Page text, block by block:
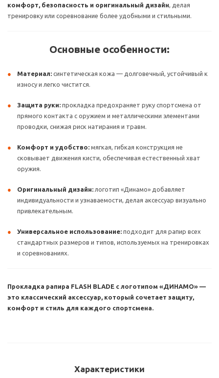
комфорт, безопасность и оригинальный дизайн, делая
тренировку или соревнование более удобными и стильными.
Основные особенности:
Материал: синтетическая кожа — долговечный, устойчивый к
износу и легко чистится.
Защита руки: прокладка предохраняет руку спортсмена от
прямого контакта с оружием и металлическими элементами
проводки, снижая риск натирания и травм.
Комфорт и удобство: мягкая, гибкая конструкция не
сковывает движения кисти, обеспечивая естественный хват
оружия.
Оригинальный дизайн: логотип «Динамо» добавляет
индивидуальности и узнаваемости, делая аксессуар визуально
привлекательным.
Универсальное использование: подходит для рапир всех
стандартных размеров и типов, используемых на тренировках
и соревнованиях.
Прокладка рапира FLASH BLADE с логотипом «ДИНАМО» —
это классический аксессуар, который сочетает защиту,
комфорт и стиль для каждого спортсмена.
Характеристики